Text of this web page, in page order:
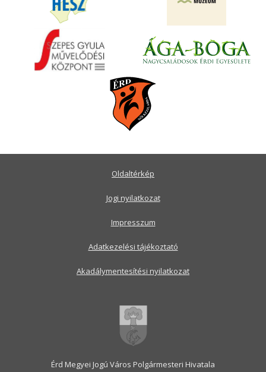
Érd Megyei Jogú Város Polgármesteri Hivatala
Oldaltérkép
Jogi nyilatkozat
Impresszum
Adatkezelési tájékoztató
Akadálymentesítési nyilatkozat